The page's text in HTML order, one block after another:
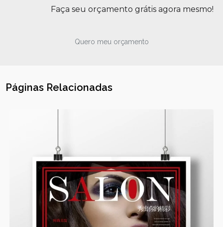
Faça seu orçamento grátis agora mesmo!
Quero meu orçamento
Páginas Relacionadas